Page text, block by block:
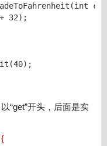
+ 32);
“get”开头，后面是实